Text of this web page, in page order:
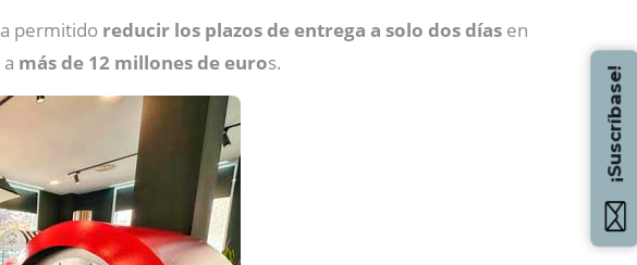
permitido reducir los plazos de entrega a solo dos días en
más de 12 millones de euros.
¡Suscríbase!